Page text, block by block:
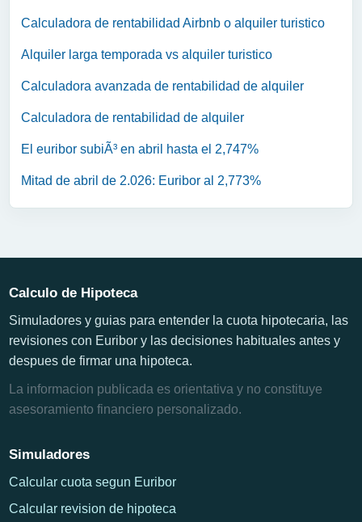
Calculadora de rentabilidad Airbnb o alquiler turistico
Alquiler larga temporada vs alquiler turistico
Calculadora avanzada de rentabilidad de alquiler
Calculadora de rentabilidad de alquiler
El euribor subiÃ³ en abril hasta el 2,747%
Mitad de abril de 2.026: Euribor al 2,773%
Calculo de Hipoteca
Simuladores y guias para entender la cuota hipotecaria, las
revisiones con Euribor y las decisiones habituales antes y
despues de firmar una hipoteca.
La informacion publicada es orientativa y no constituye
asesoramiento financiero personalizado.
Simuladores
Calcular cuota segun Euribor
Calcular revision de hipoteca